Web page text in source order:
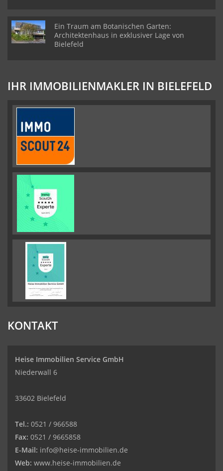
Ein Traum am Botanischen Garten:
Architektenhaus in exklusiver Lage von
Bielefeld
IHR IMMOBILIENMAKLER IN BIELEFELD
KONTAKT
Heise Immobilien Service GmbH
Niederwall 6
33602 Bielefeld
Tel.: 0521 / 966588
Fax: 0521 / 9665858
E-Mail: info@heise-immobilien.de
Web: www.heise-immobilien.de